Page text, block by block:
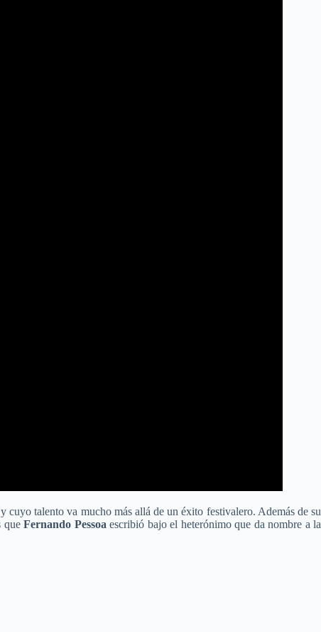
cuyo talento va mucho más allá de un éxito festivalero. Además de su
queFernando Pessoa escribió bajo el heterónimo que da nombre a la